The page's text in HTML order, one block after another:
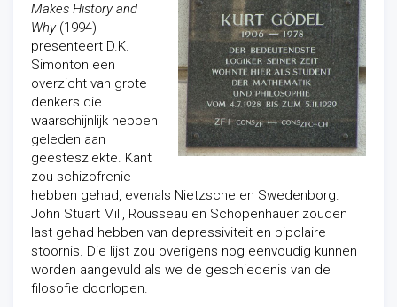
Makes History and
Why(1994)
presenteert D.K.
Simonton een
overzicht van grote
denkers die
waarschijnlijk hebben
geleden aan
geestesziekte. Kant
zou schizofrenie
hebben gehad, evenals Nietzsche en Swedenborg.
John Stuart Mill, Rousseau en Schopenhauer zouden
last gehad hebben van depressiviteit en bipolaire
stoornis. Die lijst zou overigens nog eenvoudig kunnen
worden aangevuld als we de geschiedenis van de
filosofie doorlopen.